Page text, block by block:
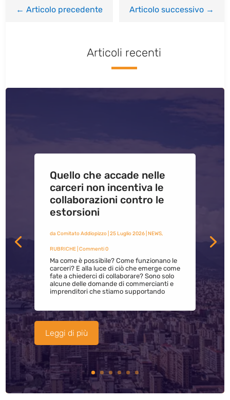
←Articolo precedente Articolo successivo→
Articoli recenti
Quello che accade nelle
carceri non incentiva le
collaborazioni contro le
estorsioni
da Comitato Addiopizzo| 25 Luglio 2026| NEWS,
RUBRICHE| Commenti 0
Ma come è possibile? Come funzionano le
carceri? E alla luce di ciò che emerge come
fate a chiederci di collaborare? Sono solo
alcune delle domande di commercianti e
imprenditori che stiamo supportando
Leggi di più